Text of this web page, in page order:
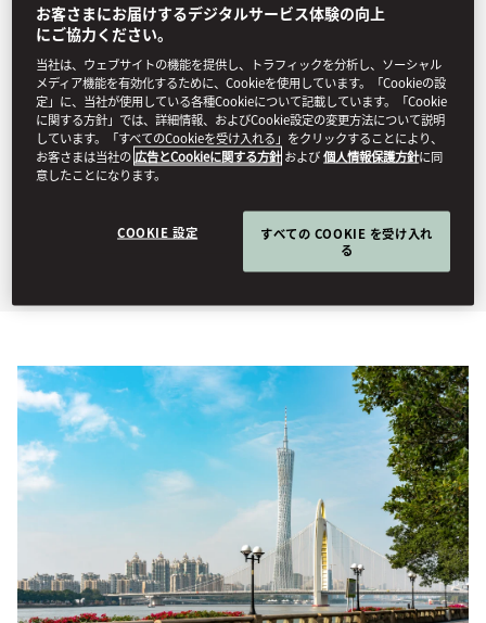
Enjoy flexibility in your
travel and treat yourself
with one of our enticing
packages below at
Mandarin Oriental,
Guangzhou.
お客さまにお届けするデジタルサービス体験の向上
にご協力ください。
当社は、ウェブサイトの機能を提供し、トラフィックを分析し、ソーシャル
メディア機能を有効化するために、Cookieを使用しています。「Cookieの設
定」に、当社が使用している各種Cookieについて記載しています。「Cookie
に関する方針」では、詳細情報、およびCookie設定の変更方法について説明
しています。「すべてのCookieを受け入れる」をクリックすることにより、
お客さまは当社の 広告とCookieに関する方針 および個人情報保護方針に同
意したことになります。
COOKIE 設定
すべての COOKIE を受け入れ
る